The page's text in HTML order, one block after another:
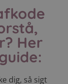
Her
dig, så sigt